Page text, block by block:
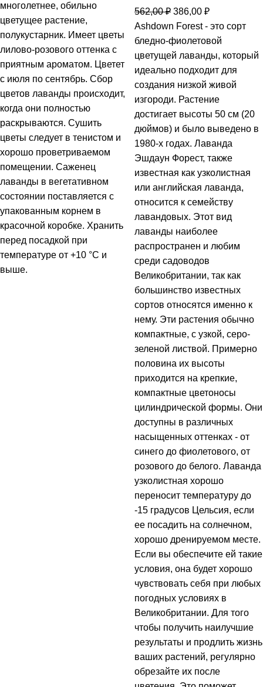
многолетнее, обильно
цветущее растение,
полукустарник. Имеет цветы
лилово-розового оттенка с
приятным ароматом. Цветет
с июля по сентябрь. Сбор
цветов лаванды происходит,
когда они полностью
раскрываются. Сушить
цветы следует в тенистом и
хорошо проветриваемом
помещении. Саженец
лаванды в вегетативном
состоянии поставляется с
упакованным корнем в
красочной коробке. Хранить
перед посадкой при
температуре от +10 °С и
выше.
562,00₽ 386,00 ₽
Ashdown Forest - это сорт
бледно-фиолетовой
цветущей лаванды, который
идеально подходит для
создания низкой живой
изгороди. Растение
достигает высоты 50 см (20
дюймов) и было выведено в
1980-х годах. Лаванда
Эшдаун Форест, также
известная как узколистная
или английская лаванда,
относится к семейству
лавандовых. Этот вид
лаванды наиболее
распространен и любим
среди садоводов
Великобритании, так как
большинство известных
сортов относятся именно к
нему. Эти растения обычно
компактные, с узкой, серо-
зеленой листвой. Примерно
половина их высоты
приходится на крепкие,
компактные цветоносы
цилиндрической формы. Они
доступны в различных
насыщенных оттенках - от
синего до фиолетового, от
розового до белого. Лаванда
узколистная хорошо
переносит температуру до
-15 градусов Цельсия, если
ее посадить на солнечном,
хорошо дренируемом месте.
Если вы обеспечите ей такие
условия, она будет хорошо
чувствовать себя при любых
погодных условиях в
Великобритании. Для того
чтобы получить наилучшие
результаты и продлить жизнь
ваших растений, регулярно
обрезайте их после